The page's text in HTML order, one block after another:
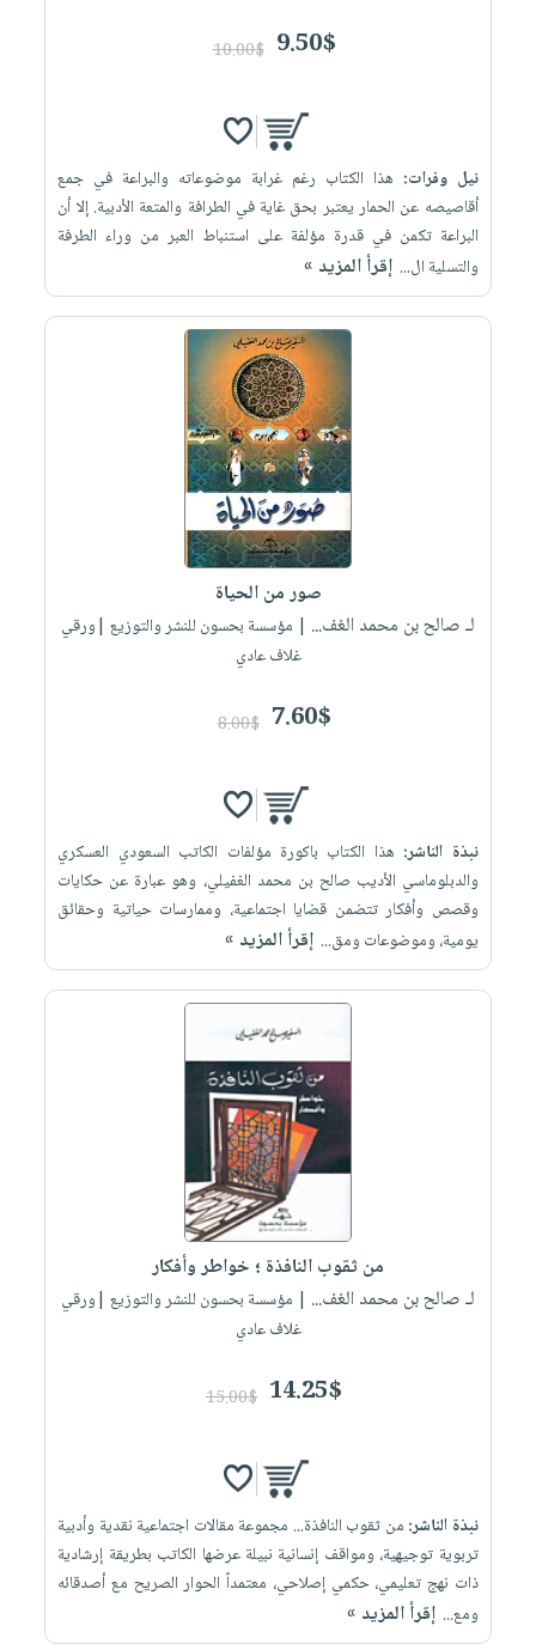
9.50$
10.00$
نيل وفرات: هذا الكتاب رغم غرابة موضوعاته والبراعة في جمع
أقاصيصه عن الحمار يعتبر بحق غاية في الطرافة والمتعة الأدبية. إلا أن
البراعة تكمن في قدرة مؤلفة على استنباط العبر من وراء الطرفة
والتسلية ال... إقرأ المزيد »
صور من الحياة
لـ صالح بن محمد الغف... | مؤسسة بحسون للنشر والتوزيع |ورقي
غلاف عادي
7.60$
8.00$
نبذة الناشر: هذا الكتاب باكورة مؤلفات الكاتب السعودي العسكري
والدبلوماسي الأديب صالح بن محمد الغفيلي، وهو عبارة عن حكايات
وقصص وأفكار تتضمن قضايا اجتماعية، وممارسات حياتية وحقائق
يومية، وموضوعات ومق... إقرأ المزيد »
من ثقوب النافذة ؛ خواطر وأفكار
لـ صالح بن محمد الغف... | مؤسسة بحسون للنشر والتوزيع |ورقي
غلاف عادي
14.25$
15.00$
نبذة الناشر: من ثقوب النافذة... مجموعة مقالات اجتماعية نقدية وأدبية
تربوية توجيهية، ومواقف إنسانية نبيلة عرضها الكاتب بطريقة إرشادية
ذات نهج تعليمي، حكمي إصلاحي، معتمداً الحوار الصريح مع أصدقائه
ومع... إقرأ المزيد »